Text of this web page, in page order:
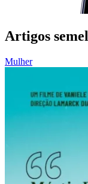
Artigos
Mulher